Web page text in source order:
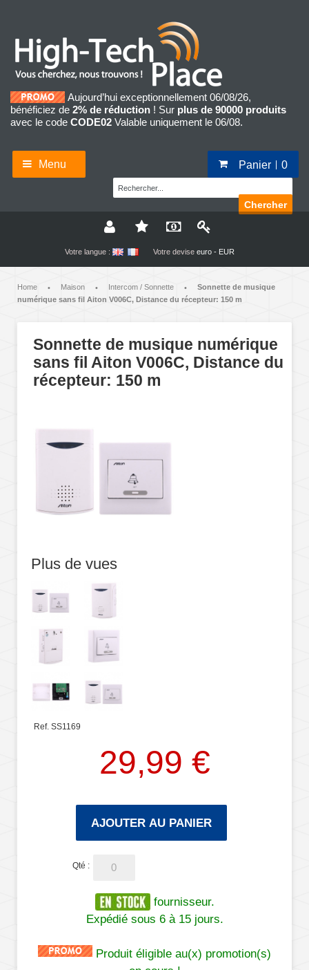
Aujourd’hui exceptionnellement 06/08/26,
bénéficiez de 2% de réduction ! Sur plus de 90000 produits
avec le code CODE02 Valable uniquement le 06/08.
Menu Panier 0
Chercher
Votre langue : Votre devise euro - EUR
Home • Maison • Intercom / Sonnette •
Sonnette de musique
numérique sans fil Aiton V006C, Distance du récepteur: 150 m
Sonnette de musique numérique
sans fil Aiton V006C, Distance du
récepteur: 150 m
Plus de vues
Ref. SS1169
29,99 €
AJOUTER AU PANIER
Qté :
fournisseur.
Expédié sous 6 à 15 jours.
Produit éligible au(x) promotion(s)